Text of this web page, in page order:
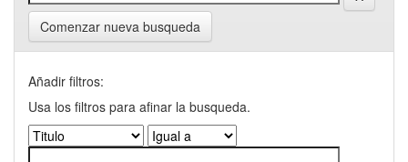
Comenzar nueva busqueda
Añadir filtros:
Usa los filtros para afinar la busqueda.